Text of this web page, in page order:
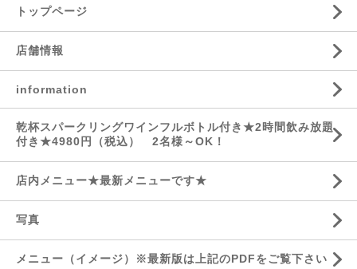
トップページ
店舗情報
information
乾杯スパークリングワインフルボトル付き★2時間飲み放題
付き★4980円（税込） 2名様～OK！
店内メニュー★最新メニューです★
写真
メニュー（イメージ）※最新版は上記のPDFをご覧下さい